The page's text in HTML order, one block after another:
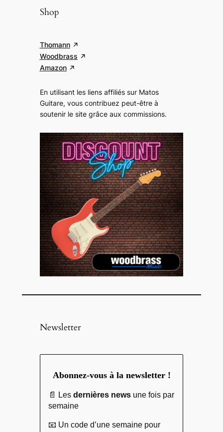
Shop
Thomann
Woodbrass
Amazon
En utilisant les liens affiliés sur Matos
Guitare, vous contribuez peut-être à
soutenir le site grâce aux commissions.
Newsletter
Abonnez-vous à la newsletter !
📄 Les dernières newsune fois par
semaine
📧 Un code d’une semaine pour